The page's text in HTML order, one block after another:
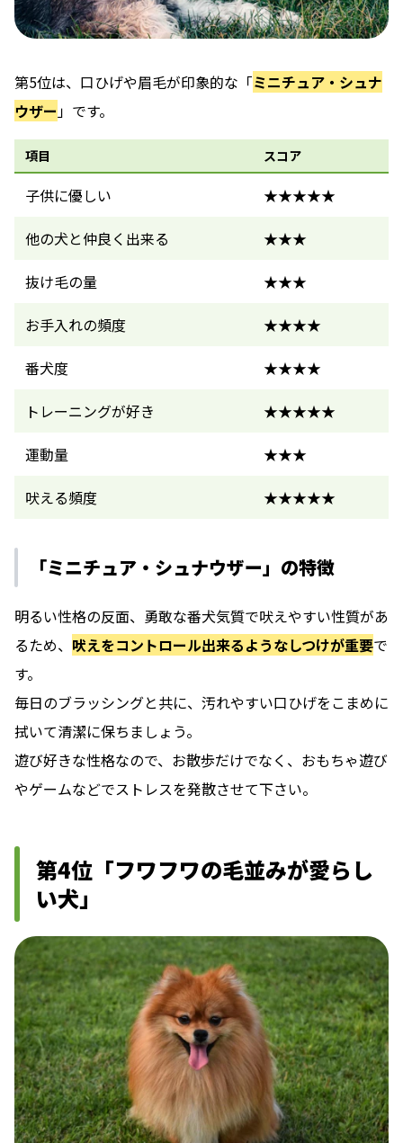
第5位は、口ひげや眉毛が印象的な「ミニチュア・シュナ
ウザー 」です。
項目 スコア
子供に優しい
★★★★★
他の犬と仲良く出来る
★★★
抜け毛の量
★★★
お手入れの頻度
★★★★
番犬度
★★★★
トレーニングが好き
★★★★★
運動量
★★★
吠える頻度
★★★★★
「ミニチュア・シュナウザー」の特徴
明るい性格の反面、勇敢な番犬気質で吠えやすい性質があ
るため、 吠えをコントロール出来るようなしつけが重要で
す。
毎日のブラッシングと共に、汚れやすい口ひげをこまめに
拭いて清潔に保ちましょう。
遊び好きな性格なので、お散歩だけでなく、おもちゃ遊び
やゲームなどでストレスを発散させて下さい。
第4位「フワフワの毛並みが愛らし
い犬」